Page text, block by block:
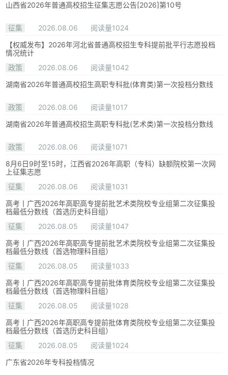
山西省2026年普通高校招生征集志愿公告[2026]第10号
征集 2026.08.06
阅读量1024
【权威发布】2026年河北省普通高校招生专科提前批平行志愿投档
情况统计
政策
2026.08.06
阅读量1042
湖南省2026年普通高校招生高职专科批(体育类)第一次投档分数线
政策 2026.08.06
阅读量1017
湖南省2026年普通高校招生高职专科批(艺术类)第一次投档分数线
政策 2026.08.06
阅读量1071
8月6日9时至15时，江西省2026年高职（专科）缺额院校第一次网
上征集志愿
征集
2026.08.06
阅读量1031
高考丨广西2026年高职高专提前批艺术类院校专业组第二次征集投
档最低分数线（首选历史科目组）
征集
2026.08.05
阅读量1047
高考丨广西2026年高职高专提前批艺术类院校专业组第二次征集投
档最低分数线（首选物理科目组）
征集
2026.08.05
阅读量1033
高考丨广西2026年高职高专提前批体育类院校专业组第二次征集投
档最低分数线（首选物理科目组）
征集
2026.08.05
阅读量1028
高考丨广西2026年高职高专提前批体育类院校专业组第二次征集投
档最低分数线（首选历史科目组）
征集
2026.08.05
阅读量1024
广东省2026年专科投档情况